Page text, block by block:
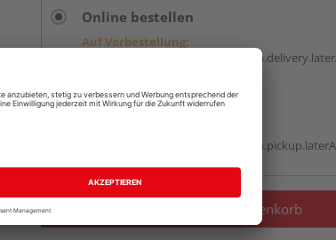
Online bestellen
Auf Vorbestellung:
Beim Händler abholen
In den Warenkorb